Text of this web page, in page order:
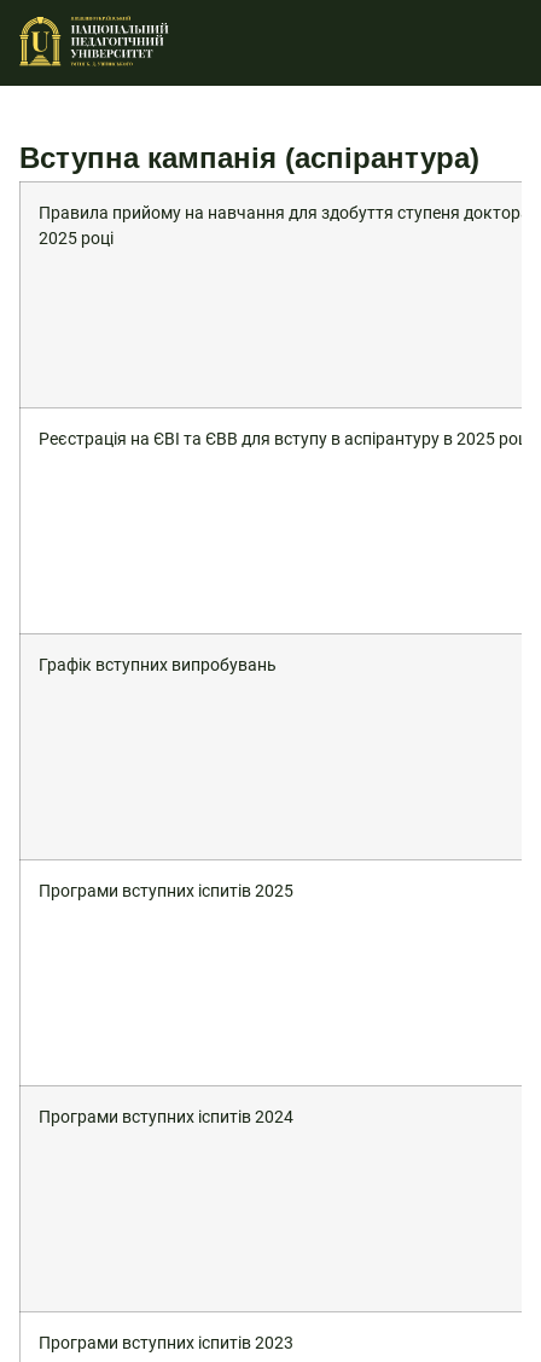
Вступна кампанія (аспірантура)
Правила прийому на навчання для здобуття ступеня доктора
2025 році
Реєстрація на ЄВІ та ЄВВ для вступу в аспірантуру в 2025 році
Графік вступних випробувань
Програми вступних іспитів 2025
Програми вступних іспитів 2024
Програми вступних іспитів 2023